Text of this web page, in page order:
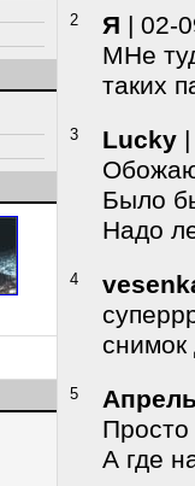
2 Я | 02-
МНе
таких
3 Lucky
Обожаю
Было
Надо
4
5
Просто
А где